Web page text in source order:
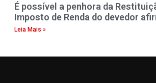
É possível a penhora da
Imposto de Renda do devedor
Leia Mais »